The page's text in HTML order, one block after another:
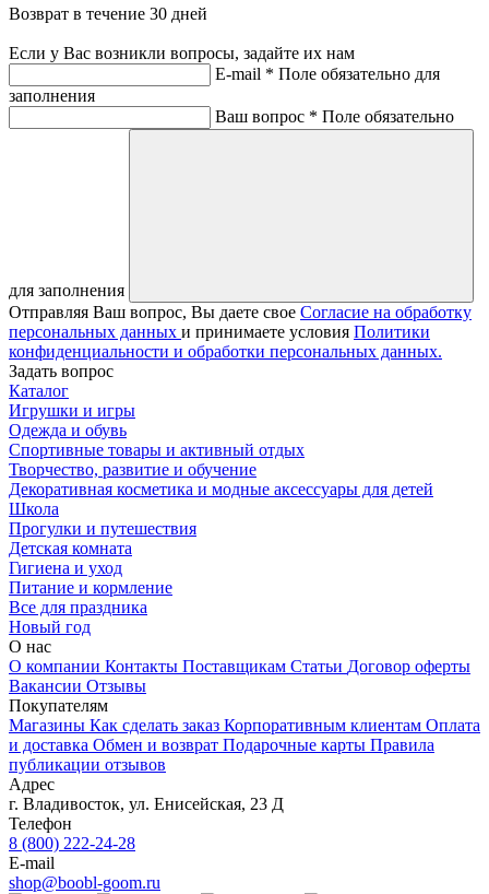
Возврат в течение 30 дней
Если у Вас возникли вопросы, задайте их нам
E-mail * Поле обязательно для
заполнения
Ваш вопрос * Поле обязательно
для заполнения
Отправляя Ваш вопрос, Вы даете свое Согласие на обработку
персональных данных и принимаете условия Политики
конфиденциальности и обработки персональных данных.
Задать вопрос
Каталог
Игрушки и игры
Одежда и обувь
Спортивные товары и активный отдых
Творчество, развитие и обучение
Декоративная косметика и модные аксессуары для детей
Школа
Прогулки и путешествия
Детская комната
Гигиена и уход
Питание и кормление
Все для праздника
Новый год
О нас
О компании Контакты Поставщикам Статьи Договор оферты
Вакансии Отзывы
Покупателям
Магазины Как сделать заказ Корпоративным клиентам Оплата
и доставка Обмен и возврат Подарочные карты Правила
публикации отзывов
Адрес
г. Владивосток, ул. Енисейская, 23 Д
Телефон
8 (800) 222-24-28
E-mail
shop@boobl-goom.ru